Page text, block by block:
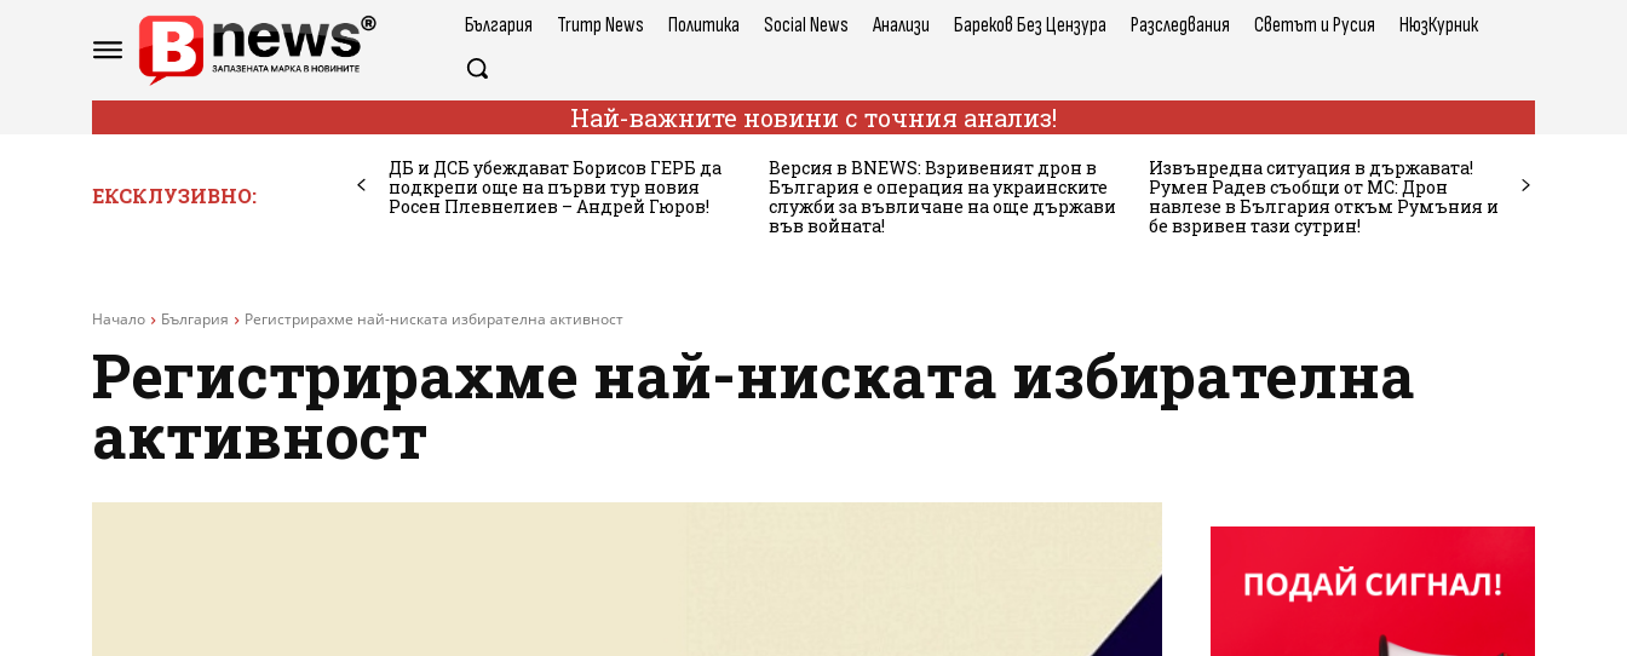
България Trump News Политика Social News Анализи Бареков Без Цензура Разследвания Светът и Русия НюзКурник
Най-важните новини с точния анализ!
ЕКСКЛУЗИВНО:
ДБ и ДСБ убеждават Борисов ГЕРБ да
подкрепи още на първи тур новия
Росен Плевнелиев – Андрей Гюров!
Версия в BNEWS: Взривеният дрон в
България е операция на украинските
служби за въвличане на още държави
във войната!
Извънредна ситуация в държавата!
Румен Радев съобщи от МС: Дрон
навлезе в България откъм Румъния и
бе взривен тази сутрин!
Начало България Регистрирахме най-ниската избирателна активност
Регистрирахме най-ниската избирателна
активност